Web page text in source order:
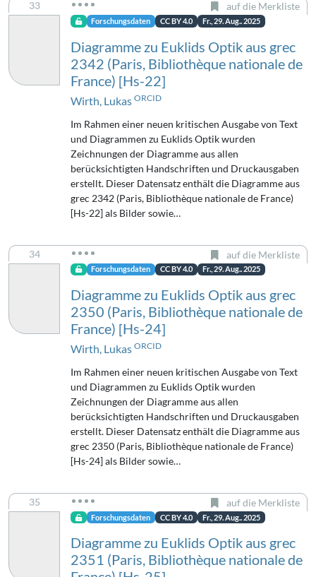
33 auf die Merkliste
Forschungsdaten CC BY 4.0 Fr., 29. Aug.. 2025
Diagramme zu Euklids Optik aus grec
2342 (Paris, Bibliothèque nationale de
France) [Hs-22]
Wirth, Lukas ORCID
Im Rahmen einer neuen kritischen Ausgabe von Text
und Diagrammen zu Euklids Optik wurden
Zeichnungen der Diagramme aus allen
berücksichtigten Handschriften und Druckausgaben
erstellt. Dieser Datensatz enthält die Diagramme aus
grec 2342 (Paris, Bibliothèque nationale de France)
[Hs-22] als Bilder sowie…
34 auf die Merkliste
Forschungsdaten CC BY 4.0 Fr., 29. Aug.. 2025
Diagramme zu Euklids Optik aus grec
2350 (Paris, Bibliothèque nationale de
France) [Hs-24]
Wirth, Lukas ORCID
Im Rahmen einer neuen kritischen Ausgabe von Text
und Diagrammen zu Euklids Optik wurden
Zeichnungen der Diagramme aus allen
berücksichtigten Handschriften und Druckausgaben
erstellt. Dieser Datensatz enthält die Diagramme aus
grec 2350 (Paris, Bibliothèque nationale de France)
[Hs-24] als Bilder sowie…
35 auf die Merkliste
Forschungsdaten CC BY 4.0 Fr., 29. Aug.. 2025
Diagramme zu Euklids Optik aus grec
2351 (Paris, Bibliothèque nationale de